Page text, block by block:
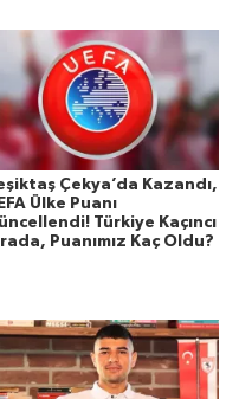
Çekya’da Kazandı,
Ülke Puanı
Türkiye Kaçıncı
Puanımız Kaç Oldu?